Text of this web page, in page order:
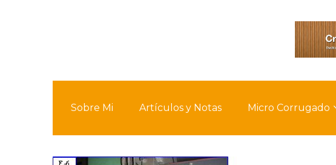
Sobre Mi Artículos y Notas Micro Corrugado